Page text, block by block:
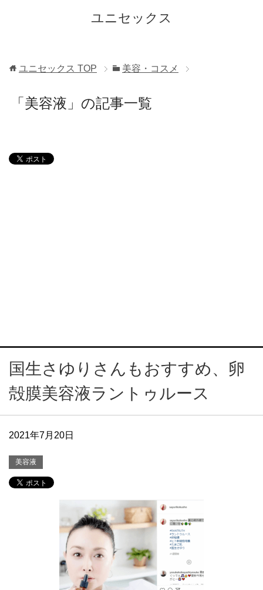
ユニセックス
ユニセックス TOP 美容・コスメ
「美容液」の記事一覧
国生さゆりさんもおすすめ、卵
殻膜美容液ラントゥルース
2021年7月20日
美容液